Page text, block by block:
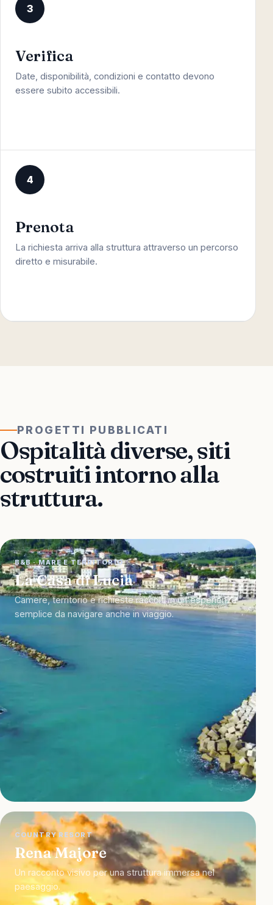
3
Verifica
Date, disponibilità, condizioni e contatto devono
essere subito accessibili.
4
Prenota
La richiesta arriva alla struttura attraverso un percorso
diretto e misurabile.
PROGETTI PUBBLICATI
Ospitalità diverse, siti
costruiti intorno alla
struttura.
B&B · MARE E TERRITORIO
La Casa di Lucia
Camere, territorio e richieste raccolti in un'esperienza
semplice da navigare anche in viaggio.
COUNTRY RESORT
Rena Majore
Un racconto visivo per una struttura immersa nel
paesaggio.